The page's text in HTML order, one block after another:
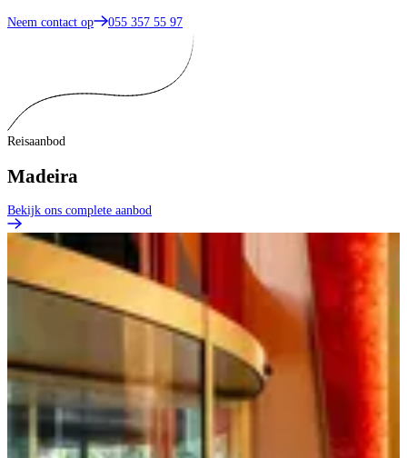
Neem contact op 055 357 55 97
Reisaanbod
Madeira
Bekijk ons complete aanbod